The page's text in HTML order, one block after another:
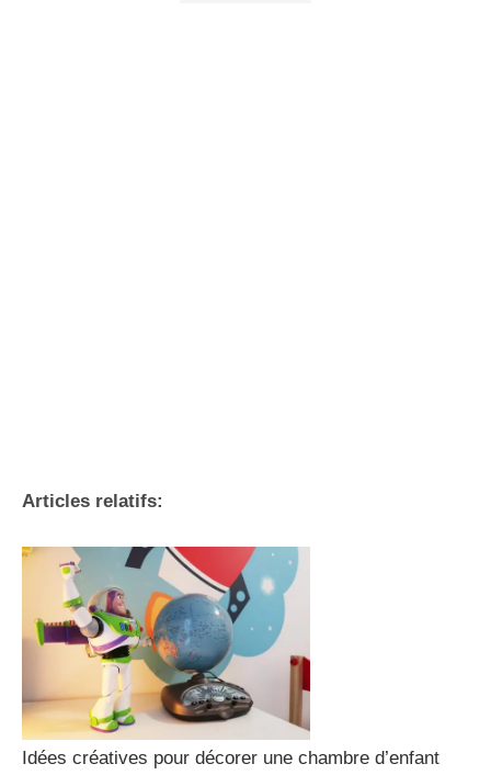
Articles relatifs:
Idées créatives pour décorer une chambre d’enfant